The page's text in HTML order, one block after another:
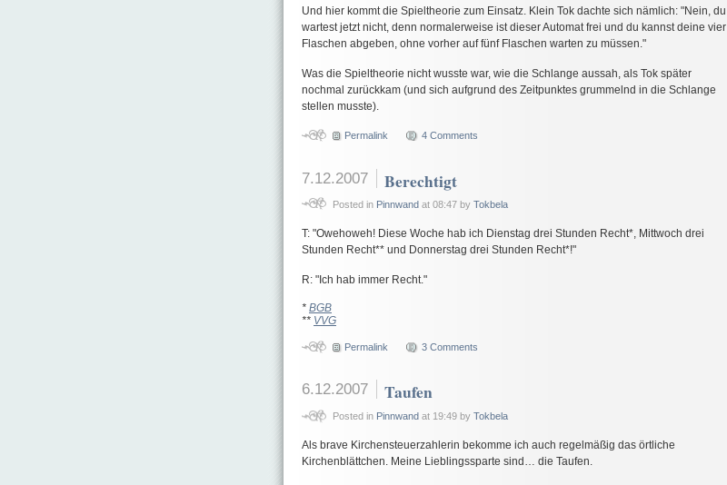
Und hier kommt die Spieltheorie zum Einsatz. Klein Tok dachte sich nämlich: "Nein, du
wartest jetzt nicht, denn normalerweise ist dieser Automat frei und du kannst deine vier
Flaschen abgeben, ohne vorher auf fünf Flaschen warten zu müssen."
Was die Spieltheorie nicht wusste war, wie die Schlange aussah, als Tok später
nochmal zurückkam (und sich aufgrund des Zeitpunktes grummelnd in die Schlange
stellen musste).
Permalink 4 Comments
7.12.2007 Berechtigt
Posted in Pinnwand at 08:47 by Tokbela
T: "Owehoweh! Diese Woche hab ich Dienstag drei Stunden Recht*, Mittwoch drei
Stunden Recht** und Donnerstag drei Stunden Recht*!"
R: "Ich hab immer Recht."
* BGB
** VVG
Permalink 3 Comments
6.12.2007 Taufen
Posted in Pinnwandat 19:49 by Tokbela
Als brave Kirchensteuerzahlerin bekomme ich auch regelmäßig das örtliche
Kirchenblättchen. Meine Lieblingssparte sind… die Taufen.